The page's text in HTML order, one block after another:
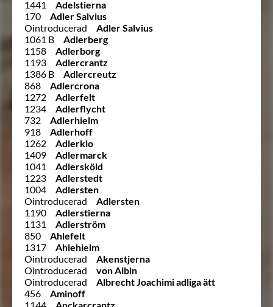
1441
Adelstierna
170
Adler Salvius
Ointroducerad
Adler Salvius
1061 B
Adlerberg
1158
Adlerborg
1193
Adlercrantz
1386 B
Adlercreutz
868
Adlercrona
1272
Adlerfelt
1234
Adlerflycht
732
Adlerhielm
918
Adlerhoff
1262
Adlerklo
1409
Adlermarck
1041
Adlersköld
1223
Adlerstedt
1004
Adlersten
Ointroducerad
Adlersten
1190
Adlerstierna
1131
Adlerström
850
Ahlefelt
1317
Ahlehielm
Ointroducerad
Akenstjerna
Ointroducerad
von Albin
Ointroducerad
Albrecht Joachimi adliga ätt
456
Aminoff
1144
Anckarcrantz